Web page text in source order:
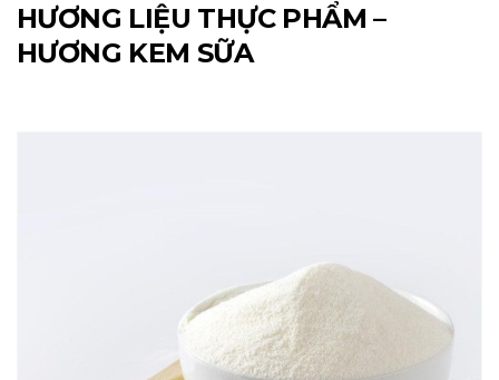
HƯƠNG LIỆU THỰC PHẨM –
HƯƠNG KEM SỮA